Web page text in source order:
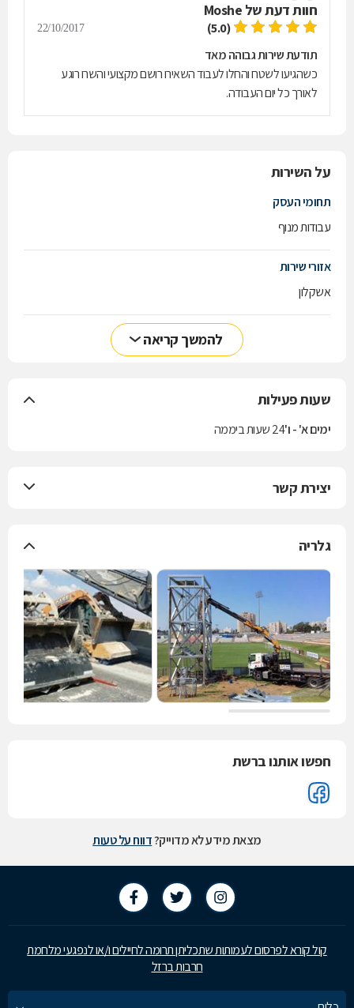
חוות דעת של Moshe
(5.0)
22/10/2017
תודעת שירות גבוהה מאד
כשהגיעו לשטח והחלו לעבוד השאירו רושם מקצועי והשרו רוגע
לאורך כל יום העבודה.
על השירות
תחומי העסק
עבודות מנוף
אזורי שירות
אשקלון
להמשך קריאה
שעות פעילות
ימים א' - ו'24 שעות ביממה
יצירת קשר
גלריה
חפשו אותנו ברשת
מצאת מידע לא מדוייק?דווח על טעות
קול קורא לפרסום לעמותות שתכליתן תרומה לחיילים ו/או לנפגעי מלחמת
חרבות ברזל